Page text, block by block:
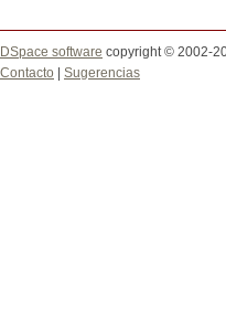
DSpace software copyright © 2002-
Contacto
Sugerencias